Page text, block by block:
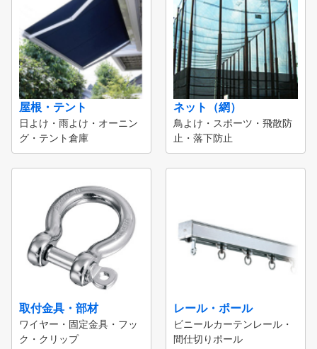
屋根・テント
日よけ・雨よけ・オーニン
グ・テント倉庫
ネット（網）
鳥よけ・スポーツ・飛散防
止・落下防止
取付金具・部材
ワイヤー・固定金具・フッ
ク・クリップ
レール・ポール
ビニールカーテンレール・
間仕切りポール